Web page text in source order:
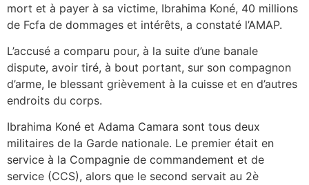
mort et à payer à sa victime, Ibrahima Koné, 40 millions
de Fcfa de dommages et intérêts, a constaté l’AMAP.
L’accusé a comparu pour, à la suite d’une banale
dispute, avoir tiré, à bout portant, sur son compagnon
d’arme, le blessant grièvement à la cuisse et en d’autres
endroits du corps.
Ibrahima Koné et Adama Camara sont tous deux
militaires de la Garde nationale. Le premier était en
service à la Compagnie de commandement et de
service (CCS), alors que le second servait au 2è